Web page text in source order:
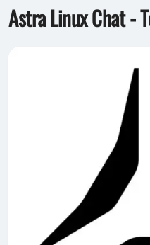
Astra Linux Chat -